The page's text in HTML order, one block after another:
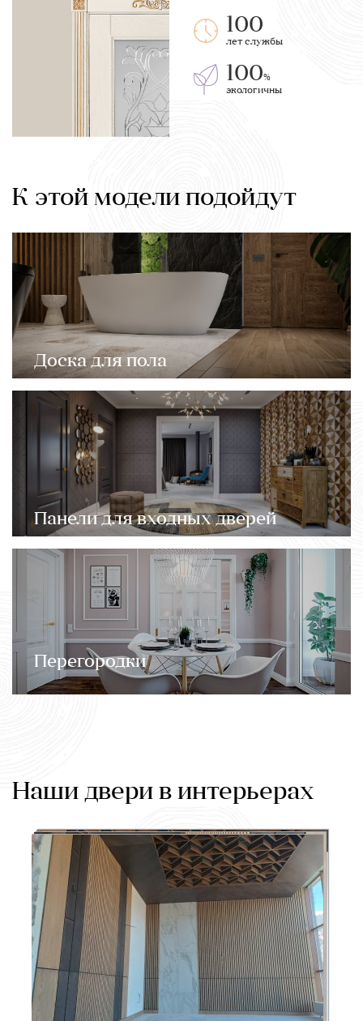
100
лет службы
100%
экологичны
К этой модели подойдут
Доска для пола
Панели для входных дверей
Перегородки
Наши двери в интерьерах